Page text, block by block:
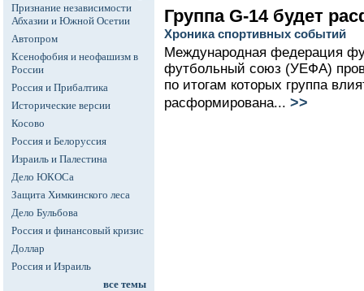
Признание независимости
Абхазии и Южной Осетии
Автопром
Ксенофобия и неофашизм в
России
Россия и Прибалтика
Исторические версии
Косово
Россия и Белоруссия
Израиль и Палестина
Дело ЮКОСа
Защита Химкинского леса
Дело Бульбова
Россия и финансовый кризис
Доллар
Россия и Израиль
все темы
Группа G-14 будет
Хроника спортивных событий
Международная федерация
футбольный союз (УЕФА)
по итогам которых группа
расформирована... >>